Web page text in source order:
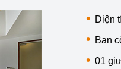
Diện
Ban
01